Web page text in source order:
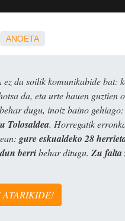
ANOETA
ez da soilik komunikabide bat:
da, eta urte hauen guztien
dugu, inoiz baino
Tolosaldea. Horregatik
gure eskualdeko 28
berribehar ditugu. Zu falta
ATARIKIDE!